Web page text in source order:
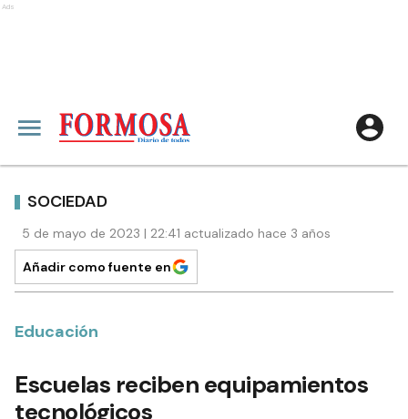
Ads
SOCIEDAD
5 de mayo de 2023 | 22:41 actualizado hace 3 años
Añadir como fuente en
Educación
Escuelas reciben equipamientos
tecnológicos